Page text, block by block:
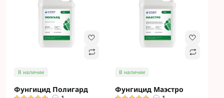
В наличии
Фунгицид Полигард
В наличии
Фунгицид Маэстро